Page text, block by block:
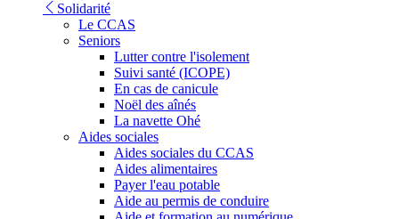
Solidarité
Le CCAS
Seniors
Lutter contre l'isolement
Suivi santé (ICOPE)
En cas de canicule
Noël des aînés
La navette Ohé
Aides sociales
Aides sociales du CCAS
Aides alimentaires
Payer l'eau potable
Aide au permis de conduire